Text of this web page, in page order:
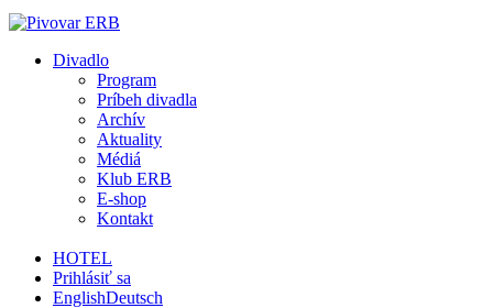
Divadlo
Program
Príbeh divadla
Archív
Aktuality
Médiá
Klub ERB
E-shop
Kontakt
HOTEL
Prihlásiť sa
EnglishDeutsch